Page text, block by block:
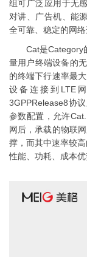
组可广泛应用于无
对讲、广告机、能
全可靠、稳定的网
Cat是Category
量用户终端设备的
的终端下行速率最
设备连接到LTE
3GPPRelease8协
参数配置，允许
网后，承载的物联
撑，而其中速率较
性能、功耗、成本